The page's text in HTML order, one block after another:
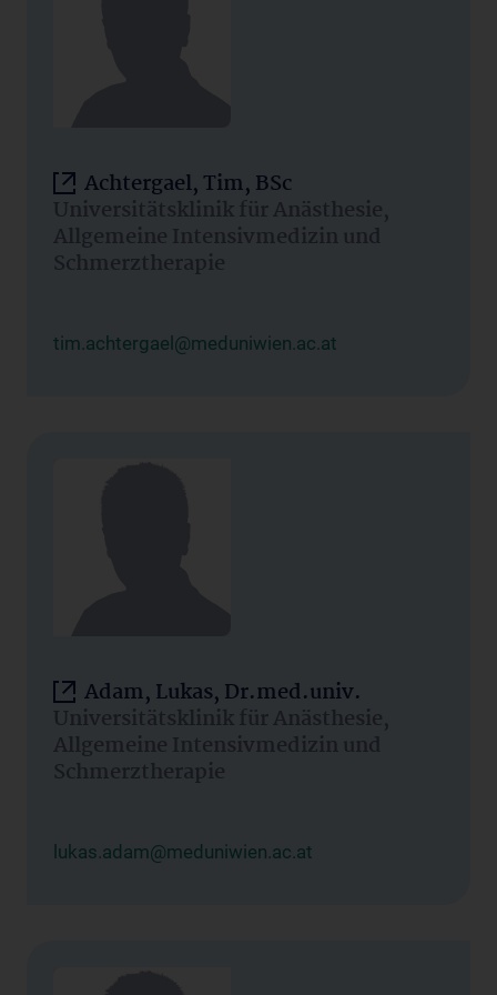
Achtergael, Tim, BSc
Universitätsklinik für Anästhesie,
Allgemeine Intensivmedizin und
Schmerztherapie
tim.achtergael@meduniwien.ac.at
Adam, Lukas, Dr.med.univ.
Universitätsklinik für Anästhesie,
Allgemeine Intensivmedizin und
Schmerztherapie
lukas.adam@meduniwien.ac.at